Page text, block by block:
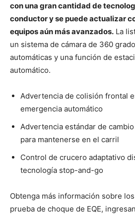
con una gran cantidad de
conductor y se puede actualizar
equipos aún más avanzados. La
un sistema de cámara de 360
automáticas y una función de
automático.
Advertencia de colisión frontal
emergencia automático
Advertencia estándar de
para mantenerse en el carril
Control de crucero adaptativo
tecnología stop-and-go
Obtenga más información sobre
prueba de choque de EQE,